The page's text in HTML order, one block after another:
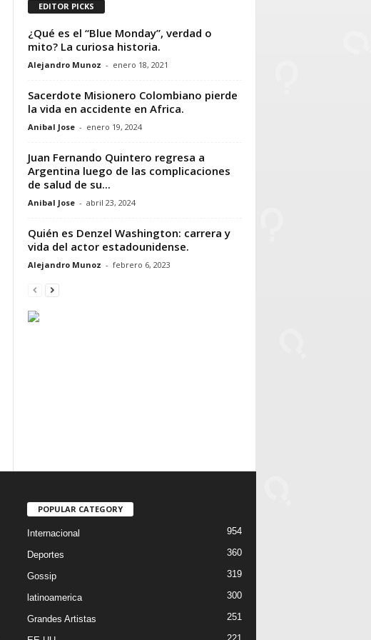
EDITOR PICKS
¿Qué es el “Blue Monday”, verdad o
mito? La curiosa historia.
Alejandro Munoz - enero 18, 2021
Sacerdote Misionero Colombiano pierde
la vida en accidente en Africa.
Anibal Jose - enero 19, 2024
Juan Fernando Quintero regresa a
Argentina luego de las complicaciones
de salud de su...
Anibal Jose - abril 23, 2024
Quién es Denzel Washington: carrera y
vida del actor estadounidense.
Alejandro Munoz - febrero 6, 2023
POPULAR CATEGORY
Internacional 954
Deportes 360
Gossip 319
latinoamerica 300
Grandes Artistas 251